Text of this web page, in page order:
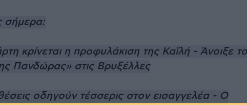
σήμερα:
κρίνεται η προφυλάκιση της Καϊλή - Άνοιξε το
Πανδώρας» στις Βρυξέλλες
οδηγούν τέσσερις στον εισαγγελέα - Ο